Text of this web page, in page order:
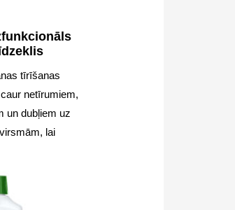
tīrīšanas
netīrumiem,
un dubļiem uz
lai